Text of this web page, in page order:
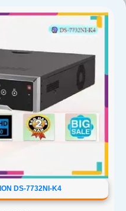
DS-7732NI-K4